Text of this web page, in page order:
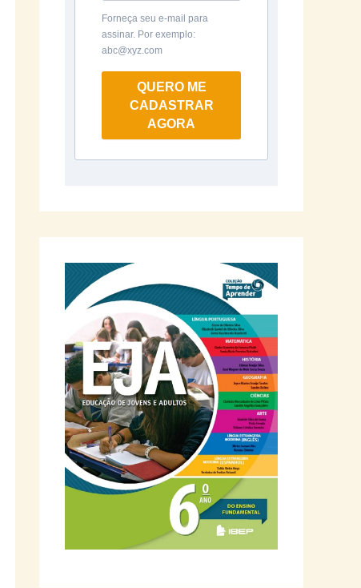
Forneça seu e-mail para
assinar. Por exemplo:
abc@xyz.com
QUERO ME
CADASTRAR
AGORA